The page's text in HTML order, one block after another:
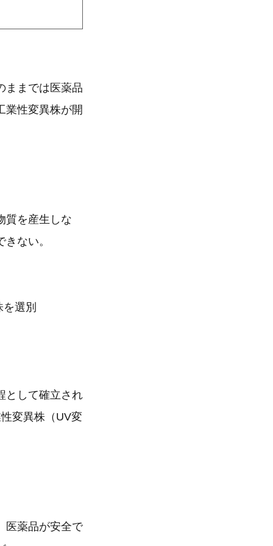
までは医薬品
業性変異株が開
質を産生しな
ない。
選別
として確立され
変異株（UV変
医薬品が安全で